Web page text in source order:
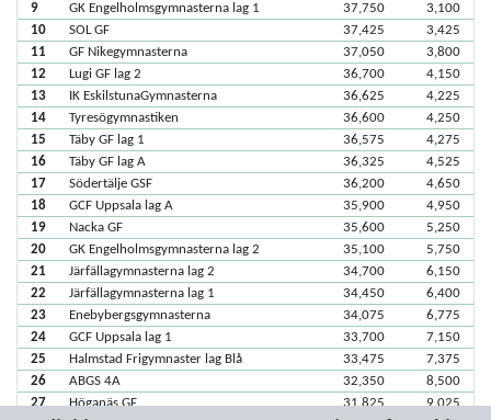
9
GK Engelholmsgymnasterna lag 1 37,750
3,100
10
SOL GF 37,425
3,425
11
GF Nikegymnasterna 37,050
3,800
12
Lugi GF lag 2 36,700
4,150
13
IK EskilstunaGymnasterna 36,625
4,225
14
Tyresögymnastiken 36,600
4,250
15
Täby GF lag 1 36,575
4,275
16
Täby GF lag A 36,325
4,525
17
Södertälje GSF 36,200
4,650
18
GCF Uppsala lag A 35,900
4,950
19
Nacka GF 35,600
5,250
20
GK Engelholmsgymnasterna lag 2 35,100
5,750
21
Järfällagymnasterna lag 2 34,700
6,150
22
Järfällagymnasterna lag 1 34,450
6,400
23
Enebybergsgymnasterna 34,075
6,775
24
GCF Uppsala lag 1 33,700
7,150
25
Halmstad Frigymnaster lag Blå 33,475
7,375
26
ABGS 4A 32,350
8,500
27
Höganäs GF 31,825
9,025